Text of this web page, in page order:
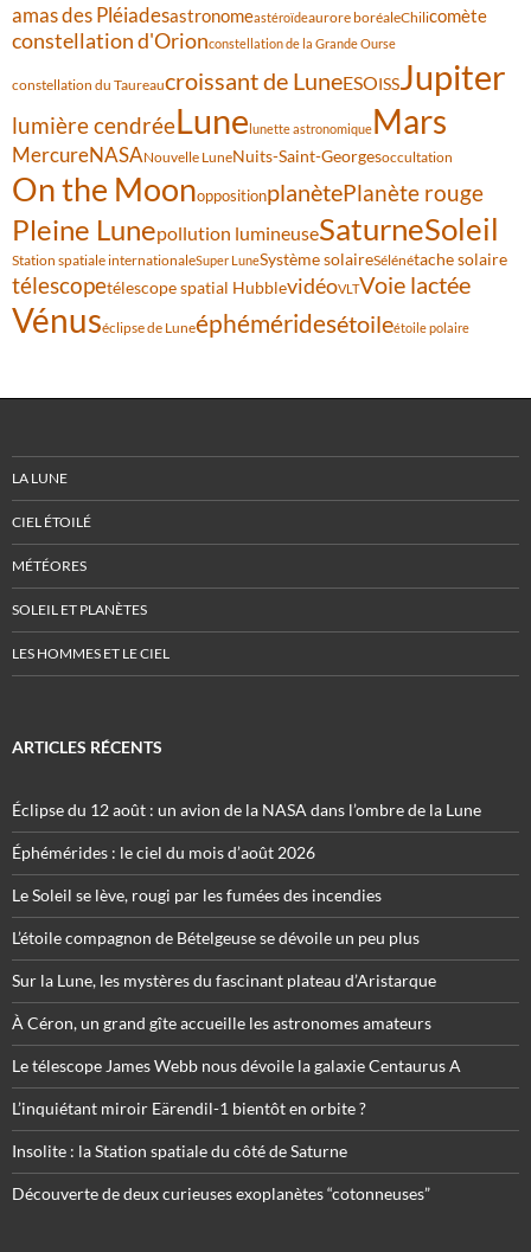
amas des Pléiadesastronomeastéroïdeaurore boréaleChilicomète
constellation d'Orionconstellation de la Grande Ourse
constellation du Taureaucroissant de LuneESOISSJupiter
lumière cendréeLunelunette astronomiqueMars
MercureNASANouvelle LuneNuits-Saint-Georgesoccultation
On the MoonoppositionplanètePlanète rouge
Pleine Lunepollution lumineuseSaturneSoleil
Station spatiale internationaleSuper LuneSystème solaireSélénétache solaire
télescopetélescope spatial HubblevidéoVLTVoie lactée
Vénuséclipse de Luneéphéméridesétoileétoile polaire
LA LUNE
CIEL ÉTOILÉ
MÉTÉORES
SOLEIL ET PLANÈTES
LES HOMMES ET LE CIEL
ARTICLES RÉCENTS
Éclipse du 12 août : un avion de la NASA dans l’ombre de la Lune
Éphémérides : le ciel du mois d’août 2026
Le Soleil se lève, rougi par les fumées des incendies
L’étoile compagnon de Bételgeuse se dévoile un peu plus
Sur la Lune, les mystères du fascinant plateau d’Aristarque
À Céron, un grand gîte accueille les astronomes amateurs
Le télescope James Webb nous dévoile la galaxie Centaurus A
L’inquiétant miroir Eärendil-1 bientôt en orbite ?
Insolite : la Station spatiale du côté de Saturne
Découverte de deux curieuses exoplanètes “cotonneuses”